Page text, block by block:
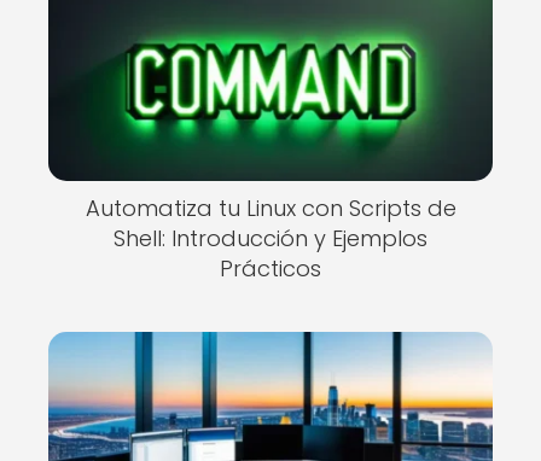
Automatiza tu Linux con Scripts de
Shell: Introducción y Ejemplos
Prácticos